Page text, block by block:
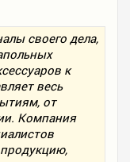
своего дела,
к
весь
от
Компания